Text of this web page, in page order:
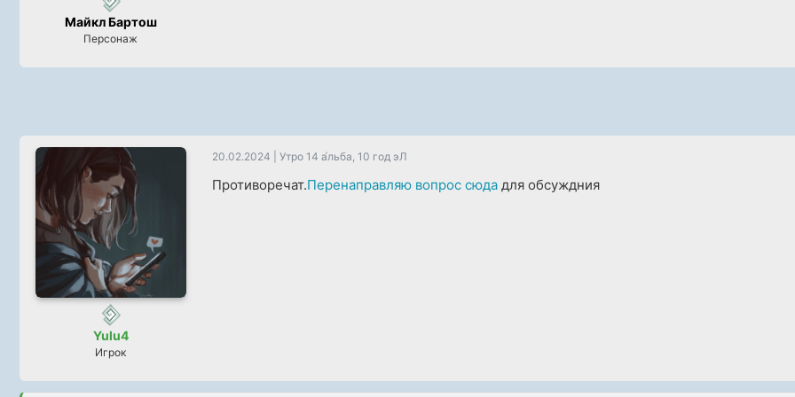
Майкл Бартош
Персонаж
Yulu4
Игрок
20.02.2024 Утро 14 а́льба, 10 год эЛ
Противоречат.Перенаправляю вопрос сюда для обсуждния